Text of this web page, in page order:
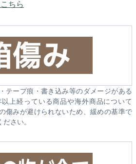
ちら
テープ痕・書き込み等のダメージがある
上経っている商品や海外商品について
傷みが避けられないため、緩めの基準で
さい。